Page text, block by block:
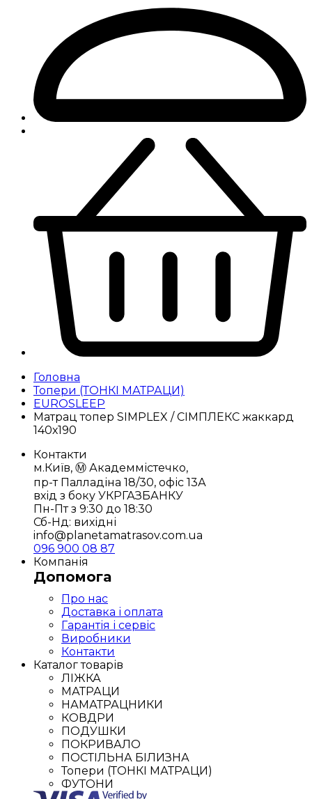
Головна
Топери (ТОНКІ МАТРАЦИ)
EUROSLEEP
Матрац топер SIMPLEX / СІМПЛЕКС жаккард
140х190
Контакти
м.Київ, Ⓜ️ Академмістечко,
пр-т Палладіна 18/30, офіс 13А
вхід з боку УКРГАЗБАНКУ
Пн-Пт з 9:30 до 18:30
Сб-Нд: вихідні
info@planetamatrasov.com.ua
096 900 08 87
Компанія
Допомога
Про нас
Доставка і оплата
Гарантія і сервіс
Виробники
Контакти
Каталог товарів
ЛІЖКА
МАТРАЦИ
НАМАТРАЦНИКИ
КОВДРИ
ПОДУШКИ
ПОКРИВАЛО
ПОСТІЛЬНА БІЛИЗНА
Топери (ТОНКІ МАТРАЦИ)
ФУТОНИ